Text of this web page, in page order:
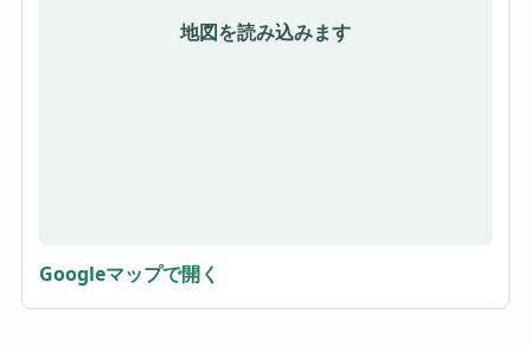
地図を読み込みます
Googleマップで開く